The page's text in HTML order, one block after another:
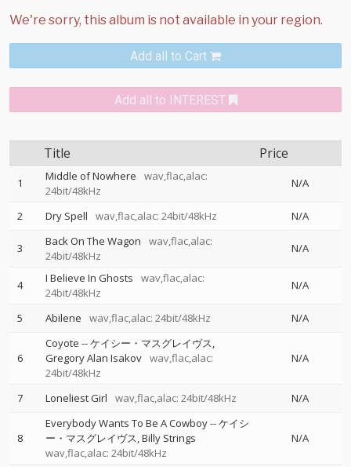
Add all to Cart
Add all to INTEREST
Title Price
1 Middle of Nowhere
wav,flac,alac:
24bit/48kHz
N/A
2 Dry Spell wav,flac,alac: 24bit/48kHz N/A
3 Back On The Wagon
wav,flac,alac:
24bit/48kHz
N/A
4 I Believe In Ghosts
wav,flac,alac:
24bit/48kHz
N/A
5 Abilene wav,flac,alac: 24bit/48kHz N/A
6
Coyote --ケイシー・マスグレイヴス
Gregory Alan Isakov wav,flac,alac:
24bit/48kHz
N/A
7 Loneliest Girl wav,flac,alac: 24bit/48kHz N/A
8
Everybody Wants To Be A Cowboy--ケイシ
ー・マスグレイヴス Billy Strings
wav,flac,alac: 24bit/48kHz
N/A